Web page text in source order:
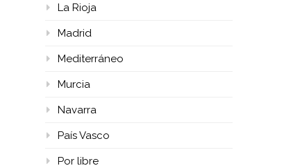
La Rioja
Madrid
Mediterráneo
Murcia
Navarra
País Vasco
Por libre